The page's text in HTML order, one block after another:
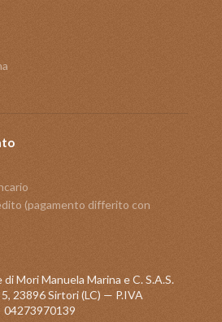
(pagamento differito con
Mori Manuela Marina e C. S.A.S.
23896 Sirtori (LC) — P.IVA
04273970139